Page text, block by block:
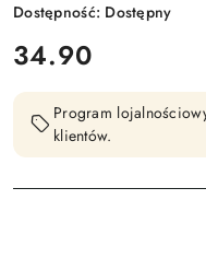
Dostępność: Dostępny
cena:
34.90
Program
klientów.